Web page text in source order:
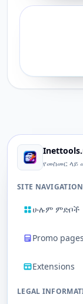
የመስመር ላይ
SITE NAVIGATION
ሁሉም ምድቦች
Promo pages
Extensions
LEGAL